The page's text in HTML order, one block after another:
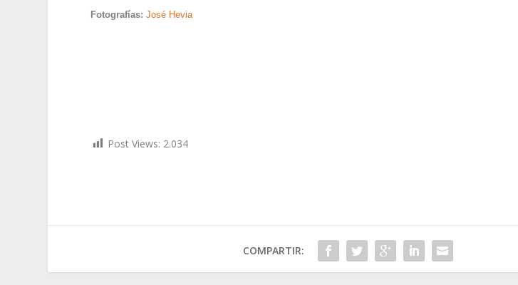
Fotografías: José Hevia
Post Views: 2.034
COMPARTIR: